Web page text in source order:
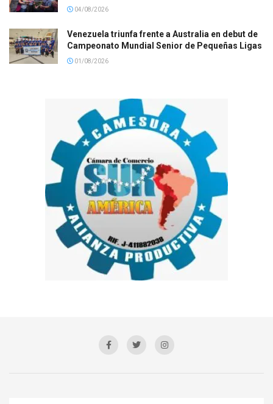
04/08/2026
Venezuela triunfa frente a Australia en debut de
Campeonato Mundial Senior de Pequeñas Ligas
01/08/2026